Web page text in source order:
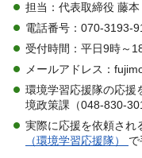
担当：代表取締役 藤本
電話番号：070-3193-
受付時間：平日9時～
メールアドレス：
環境学習応援隊の応援
境政策課（048-830-
実際に応援を依頼され
（環境学習応援隊） で